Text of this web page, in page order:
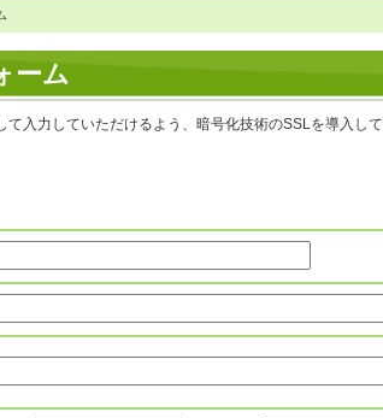
ーム
て入力していただけるよう、暗号化技術のSSLを導入し